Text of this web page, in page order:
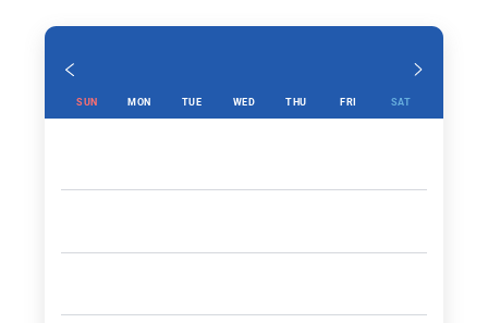
SUN MON TUE WED THU FRI SAT